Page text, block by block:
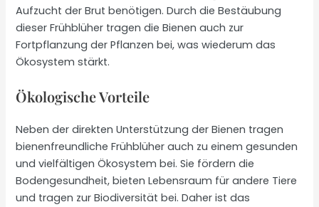
Aufzucht der Brut benötigen. Durch die Bestäubung
dieser Frühblüher tragen die Bienen auch zur
Fortpflanzung der Pflanzen bei, was wiederum das
Ökosystem stärkt.
Ökologische Vorteile
Neben der direkten Unterstützung der Bienen tragen
bienenfreundliche Frühblüher auch zu einem gesunden
und vielfältigen Ökosystem bei. Sie fördern die
Bodengesundheit, bieten Lebensraum für andere Tiere
und tragen zur Biodiversität bei. Daher ist das